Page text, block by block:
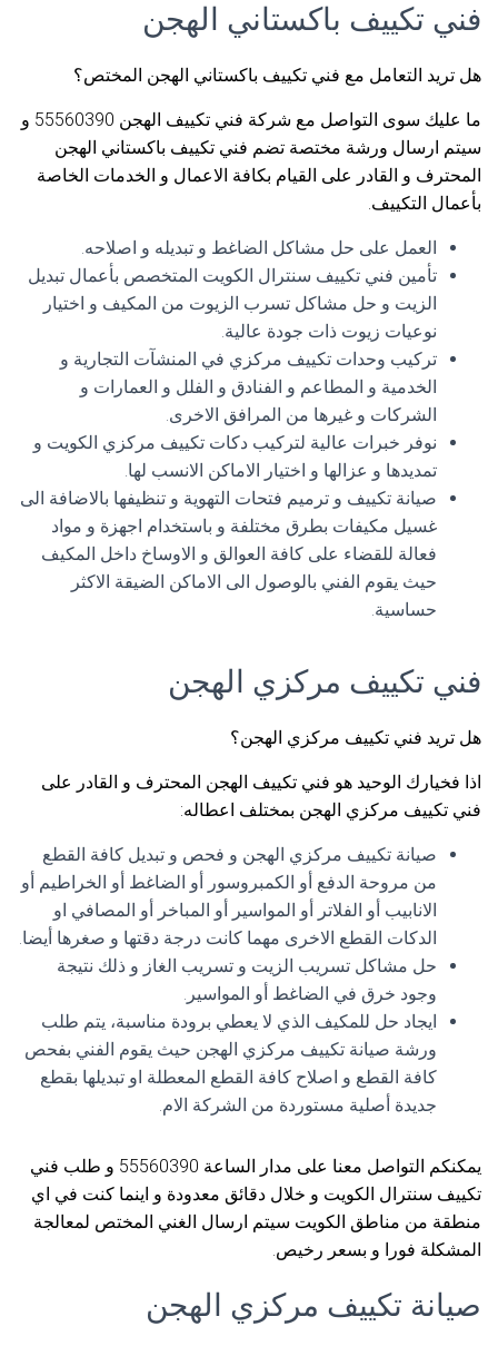
فني تكييف باكستاني الهجن
هل تريد التعامل مع فني تكييف باكستاني الهجن المختص؟
ما عليك سوى التواصل مع شركة فني تكييف الهجن 55560390 و
سيتم ارسال ورشة مختصة تضم فني تكييف باكستاني الهجن
المحترف و القادر على القيام بكافة الاعمال و الخدمات الخاصة
بأعمال التكييف.
العمل على حل مشاكل الضاغط و تبديله و اصلاحه.
تأمين فني تكييف سنترال الكويت المتخصص بأعمال تبديل
الزيت و حل مشاكل تسرب الزيوت من المكيف و اختيار
نوعيات زيوت ذات جودة عالية.
تركيب وحدات تكييف مركزي في المنشآت التجارية و
الخدمية و المطاعم و الفنادق و الفلل و العمارات و
الشركات و غيرها من المرافق الاخرى.
نوفر خبرات عالية لتركيب دكات تكييف مركزي الكويت و
تمديدها و عزالها و اختيار الاماكن الانسب لها.
صيانة تكييف و ترميم فتحات التهوية و تنظيفها بالاضافة الى
غسيل مكيفات بطرق مختلفة و باستخدام اجهزة و مواد
فعالة للقضاء على كافة العوالق و الاوساخ داخل المكيف
حيث يقوم الفني بالوصول الى الاماكن الضيقة الاكثر
حساسية.
فني تكييف مركزي الهجن
هل تريد فني تكييف مركزي الهجن؟
اذا فخيارك الوحيد هو فني تكييف الهجن المحترف و القادر على
فني تكييف مركزي الهجن بمختلف اعطاله:
صيانة تكييف مركزي الهجن و فحص و تبديل كافة القطع
من مروحة الدفع أو الكمبروسور أو الضاغط أو الخراطيم أو
الانابيب أو الفلاتر أو المواسير أو المباخر أو المصافي او
الدكات القطع الاخرى مهما كانت درجة دقتها و صغرها أيضا.
حل مشاكل تسريب الزيت و تسريب الغاز و ذلك نتيجة
وجود خرق في الضاغط أو المواسير.
ايجاد حل للمكيف الذي لا يعطي برودة مناسبة، يتم طلب
ورشة صيانة تكييف مركزي الهجن حيث يقوم الفني بفحص
كافة القطع و اصلاح كافة القطع المعطلة او تبديلها بقطع
جديدة أصلية مستوردة من الشركة الام.
يمكنكم التواصل معنا على مدار الساعة 55560390 و طلب فني
تكييف سنترال الكويت و خلال دقائق معدودة و اينما كنت في اي
منطقة من مناطق الكويت سيتم ارسال الغني المختص لمعالجة
المشكلة فورا و بسعر رخيص.
صيانة تكييف مركزي الهجن